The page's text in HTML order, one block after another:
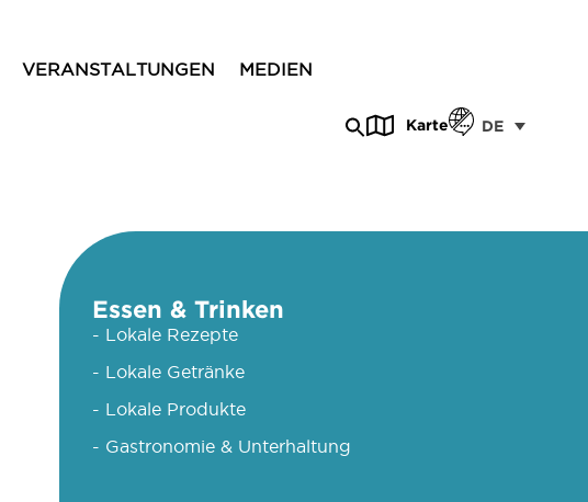
VERANSTALTUNGEN MEDIEN
Karte DE
Essen & Trinken
- Lokale Rezepte
- Lokale Getränke
- Lokale Produkte
- Gastronomie & Unterhaltung